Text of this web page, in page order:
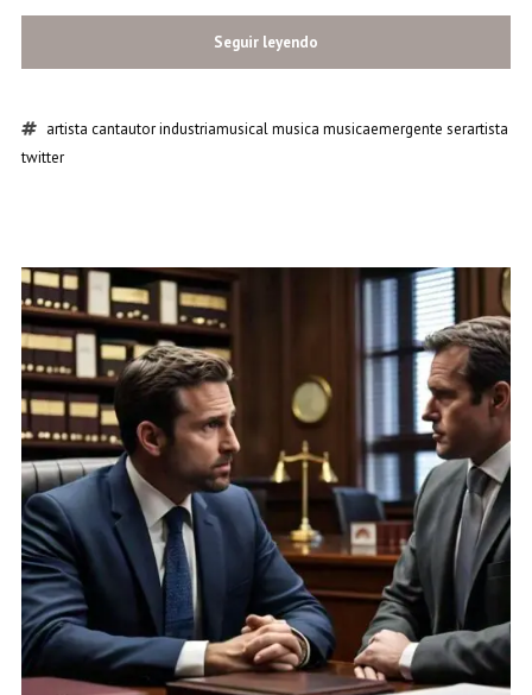
Seguir leyendo
artista cantautorindustriamusicalmusica musicaemergente serartista
twitter